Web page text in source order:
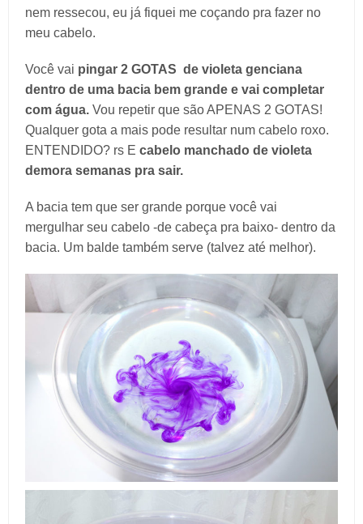
nem ressecou, eu já fiquei me coçando pra fazer no
meu cabelo.
Você vai pingar 2 GOTAS de violeta genciana
dentro de uma bacia bem grande e vai completar
com água. Vou repetir que são APENAS 2 GOTAS!
Qualquer gota a mais pode resultar num cabelo roxo.
ENTENDIDO? rs E cabelo manchado de violeta
demora semanas pra sair.
A bacia tem que ser grande porque você vai
mergulhar seu cabelo -de cabeça pra baixo- dentro da
bacia. Um balde também serve (talvez até melhor).